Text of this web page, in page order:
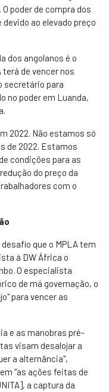
poder de compra dos
ao elevado preço
dos angolanos é o
de vencer nos
secretário para
no poder em Luanda,
2022. Não estamos só
de 2022. Estamos
condições para as
do preço da
com o
que o MPLA tem
à DW África o
O especialista
de má governação, o
para vencer as
e as manobras pré-
visam desalojar a
a alternância",
"as ações feitas de
a captura da